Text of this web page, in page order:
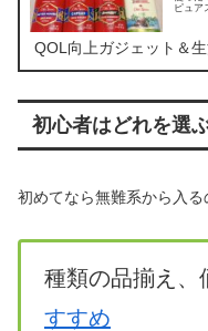
ピュア
QOL向上ガジェット＆
初心者はどれを選
初めてなら無難系から入
種類の品揃え、
すすめ